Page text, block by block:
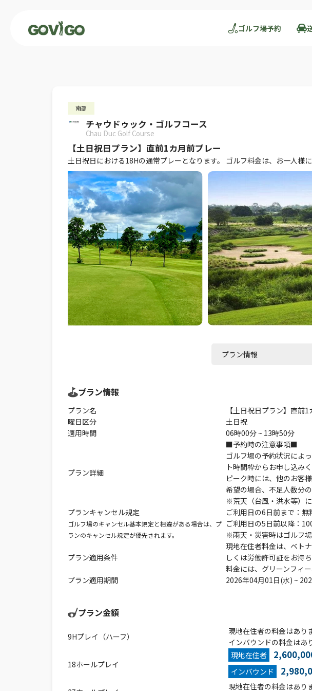
ゴルフ場予約
南部
チャウドゥック・ゴルフコース
Chau Duc Golf Course
【土日祝日プラン】直前1カ月前プレー
土日祝日における18Hの通常プレーとなります。 ゴルフ料金は、お一人様
プラン情報
プラン情報
プラン名
【土日祝日プラン】直前
曜日区分
土日祝
適用時間
06時00分 ~ 13時50分
プラン詳細
■予約時の注意事項■
ゴルフ場の予約状況によ
ト時間枠からお申し込みく
ピーク時には、他のお客
希望の場合、不足人数分
※荒天（台風・洪水等）
プランキャンセル規定
ゴルフ場のキャンセル基本規定と相違がある場合は、プ
ランのキャンセル規定が優先されます。
ご利用日の6日前まで：無
ご利用日の5日前以降：
※雨天・災害時はゴルフ
プラン適用条件
現地在住者料金は、ベト
しくは労働許可証をお持
料金には、グリーンフィ
プラン適用期間
2026年04月01日(水) ~
プラン金額
9Hプレイ（ハーフ）
現地在住者の料金はあり
インバウンドの料金はあ
18ホールプレイ
現地在住者
インバウンド
現地在住者の料金はあり